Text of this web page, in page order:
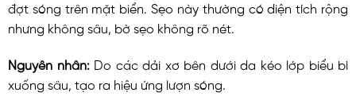
đợt sóng trên mặt biển. Sẹo này thường có diện tích rộng
nhưng không sâu, bờ sẹo không rõ nét.
Nguyên nhân: Do các dải xơ bên dưới da kéo lớp biểu bì
xuống sâu, tạo ra hiệu ứng lượn sóng.